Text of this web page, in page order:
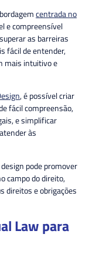
centrada no
e compreensível
as barreiras
fácil de entender,
mais intuitivo e
, é possível criar
fácil compreensão,
e simplificar
às
pode promover
campo do direito,
direitos e obrigações
Law para